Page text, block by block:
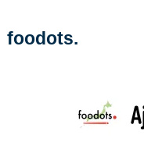
foodots.